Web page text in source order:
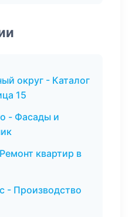
округ - Каталог
15
- Фасады и
квартир в
- Производство